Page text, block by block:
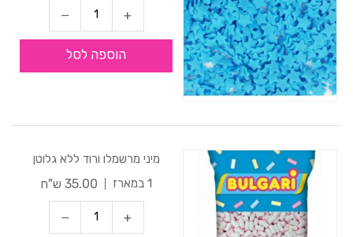
הוספה לסל
מיני מרשמלו ורוד ללא גלוטן
1 במארז
35.00 ש"ח